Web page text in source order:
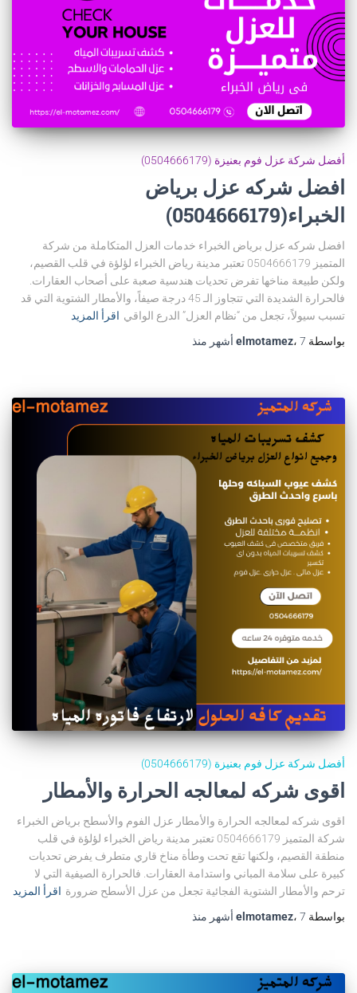
أفضل شركة عزل فوم بعنيزة (0504666179)
افضل شركه عزل برياض
الخبراء(0504666179)
افضل شركه عزل برياض الخبراء خدمات العزل المتكاملة من شركة
المتميز 0504666179 تعتبر مدينة رياض الخبراء لؤلؤة في قلب القصيم،
ولكن طبيعة مناخها تفرض تحديات هندسية صعبة على أصحاب العقارات.
فالحرارة الشديدة التي تتجاوز الـ 45 درجة صيفاً، والأمطار الشتوية التي قد
تسبب سيولاً، تجعل من “نظام العزل” الدرع الواقي اقرأ المزيد
بواسطة
elmotamez، 7 أشهر منذ
أفضل شركة عزل فوم بعنيزة (0504666179)
اقوى شركه لمعالجه الحرارة والأمطار
اقوى شركه لمعالجه الحرارة والأمطار عزل الفوم والأسطح برياض الخبراء
شركة المتميز 0504666179 تعتبر مدينة رياض الخبراء لؤلؤة في قلب
منطقة القصيم، ولكنها تقع تحت وطأة مناخ قاري متطرف يفرض تحديات
كبيرة على سلامة المباني واستدامة العقارات. فالحرارة الصيفية التي لا
ترحم والأمطار الشتوية الفجائية تجعل من عزل الأسطح ضرورة اقرأ المزيد
بواسطة
elmotamez، 7 أشهر منذ